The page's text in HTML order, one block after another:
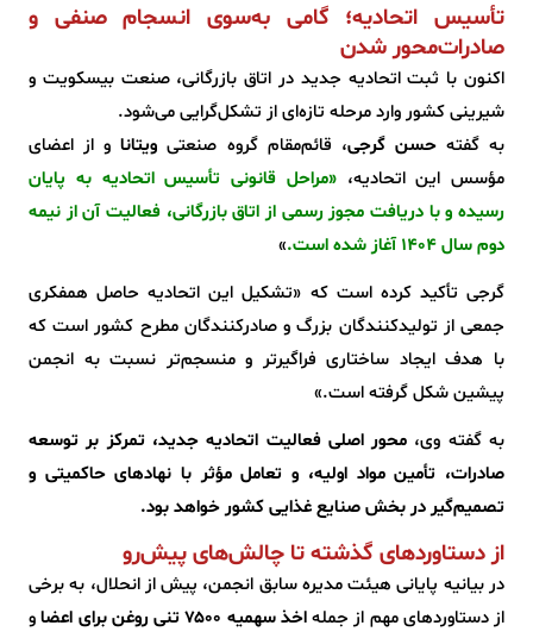
تأسیس اتحادیه؛ گامی به‌سوی انسجام صنفی و
صادرات‌محور شدن
اکنون با ثبت اتحادیه جدید در اتاق بازرگانی، صنعت بیسکویت و
شیرینی کشور وارد مرحله تازه‌ای از تشکل‌گرایی می‌شود.
به گفتهحسن گرجی، قائم‌مقام گروه صنعتیویتاناو از اعضای
مؤسس این اتحادیه،«مراحل قانونی تأسیس اتحادیه به پایان
رسیده و با دریافت مجوز رسمی از اتاق بازرگانی، فعالیت آن از نیمه
دوم سال ۱۴۰۴ آغاز شده است.
»
گرجی تأکید کرده است که «تشکیل این اتحادیه حاصل همفکری
جمعی از تولیدکنندگان بزرگ و صادرکنندگان مطرح کشور است که
با هدف ایجاد ساختاری فراگیرتر و منسجم‌تر نسبت به انجمن
پیشین شکل گرفته است.»
به گفته وی، محور اصلی فعالیت اتحادیه جدید، تمرکز بر توسعه
صادرات، تأمین مواد اولیه، و تعامل مؤثر با نهادهای حاکمیتی و
تصمیم‌گیر در بخش صنایع غذایی کشور خواهد بود.
از دستاوردهای گذشته تا چالش‌های پیش‌رو
در بیانیه پایانی هیئت مدیره سابق انجمن، پیش از انحلال، به برخی
از دستاوردهای مهم از جملهاخذ سهمیه ۷۵۰۰ تنی روغن برای اعضا
و